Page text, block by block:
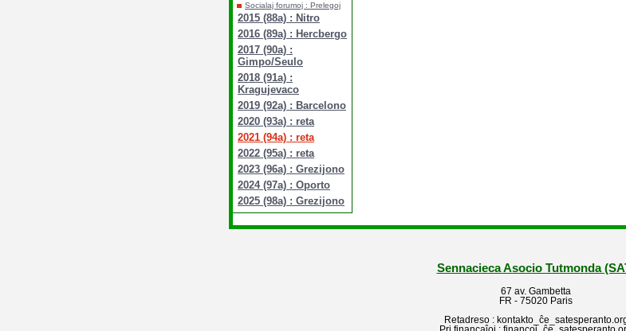
Socialaj forumoj : Prelegoj
2015 (88a) : Nitro
2016 (89a) : Hercbergo
2017 (90a) :
Gimpo/Seulo
2018 (91a) :
Kragujevaco
2019 (92a) : Barcelono
2020 (93a) : reta
2021 (94a) : reta
2022 (95a) : reta
2023 (96a) : Grezijono
2024 (97a) : Oporto
2025 (98a) : Grezijono
Sennacieca Asocio Tutmonda
67 av. Gambetta
FR - 75020 Paris
Retadreso :